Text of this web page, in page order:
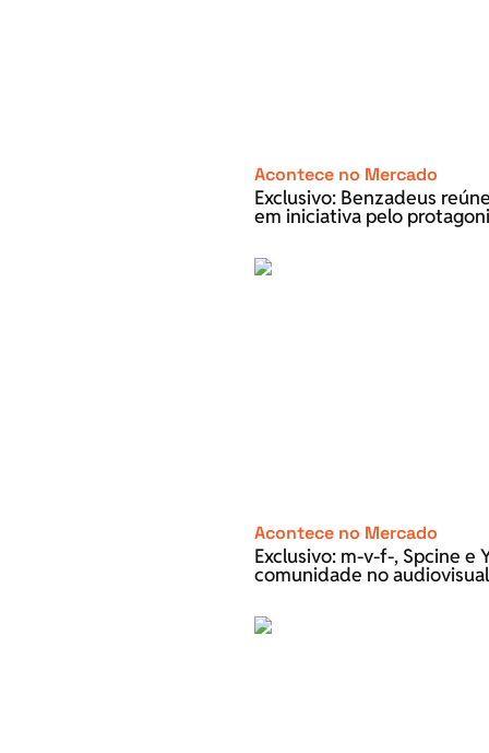
Acontece no Mercado
Exclusivo: Benzadeus
em iniciativa pelo
Acontece no Mercado
Exclusivo: m-v-f-, Spcine e
comunidade no audiovisual